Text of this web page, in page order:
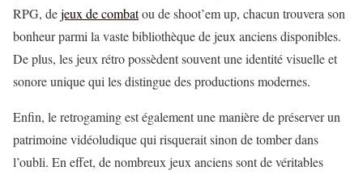
RPG, dejeux de combatou de shoot’em up, chacun trouvera son
bonheur parmi la vaste bibliothèque de jeux anciens disponibles.
De plus, les jeux rétro possèdent souvent une identité visuelle et
sonore unique qui les distingue des productions modernes.
Enfin, le retrogaming est également une manière de préserver un
patrimoine vidéoludique qui risquerait sinon de tomber dans
l’oubli. En effet, de nombreux jeux anciens sont de véritables